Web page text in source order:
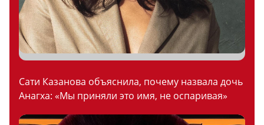
Сати Казанова объяснила, почему назвала дочь
Анагха: «Мы приняли это имя, не оспаривая»